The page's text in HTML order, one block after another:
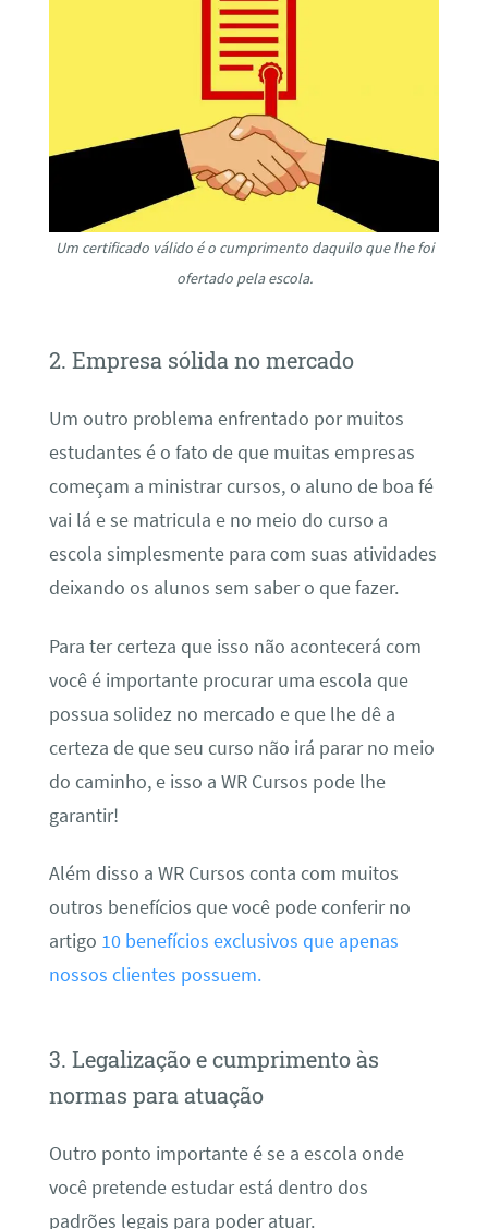
Um certificado válido é o cumprimento daquilo que lhe foi
ofertado pela escola.
2. Empresa sólida no mercado
Um outro problema enfrentado por muitos
estudantes é o fato de que muitas empresas
começam a ministrar cursos, o aluno de boa fé
vai lá e se matricula e no meio do curso a
escola simplesmente para com suas atividades
deixando os alunos sem saber o que fazer.
Para ter certeza que isso não acontecerá com
você é importante procurar uma escola que
possua solidez no mercado e que lhe dê a
certeza de que seu curso não irá parar no meio
do caminho, e isso a WR Cursos pode lhe
garantir!
Além disso a WR Cursos conta com muitos
outros benefícios que você pode conferir no
artigo 10 benefícios exclusivos que apenas
nossos clientes possuem.
3. Legalização e cumprimento às
normas para atuação
Outro ponto importante é se a escola onde
você pretende estudar está dentro dos
padrões legais para poder atuar.